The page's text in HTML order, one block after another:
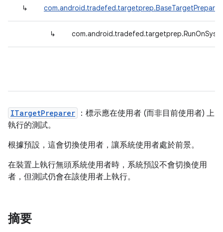
↳ com.android.tradefed.targetprep.BaseTargetPreparer
↳
ITargetPreparer
：標示應在使用者 (而非目前使用者) 上
執行的測試。
根據預設，這會切換使用者，讓系統使用者處於前景。
在裝置上執行無頭系統使用者時，系統預設不會切換使用
者，但測試仍會在該使用者上執行。
摘要